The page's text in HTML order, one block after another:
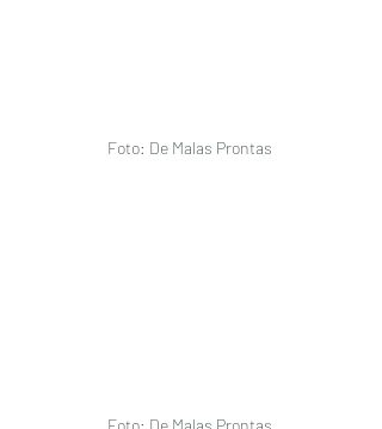
Foto: De Malas Prontas